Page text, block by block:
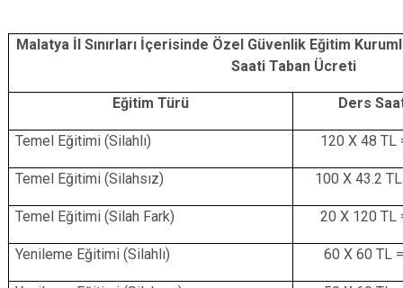
Malatya İl Sınırları İçerisinde Özel Güvenlik Eğitim
Saati Taban Ücreti
Eğitim Türü Ders
Temel Eğitimi (Silahlı) 120 X 48 TL
Temel Eğitimi (Silahsız) 100 X 43.2
Temel Eğitimi (Silah Fark) 20 X 120 TL
Yenileme Eğitimi (Silahlı) 60 X 60 TL